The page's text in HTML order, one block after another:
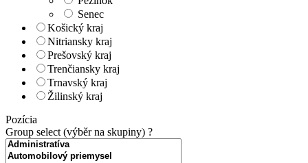
Senec
Košický kraj
Nitriansky kraj
Prešovský kraj
Trenčiansky kraj
Trnavský kraj
Žilinský kraj
Pozícia
Group select (výběr na skupiny) ?